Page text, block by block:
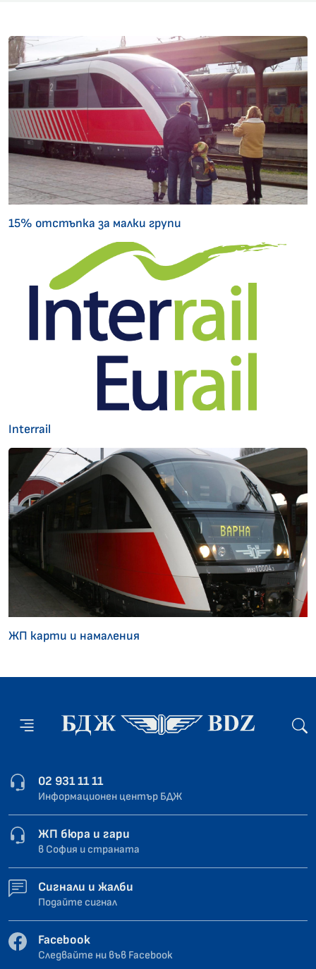
15% отстъпка за малки групи
Interrail
ЖП карти и намаления
02 931 11 11
Информационен център БДЖ
ЖП бюра и гари
в София и страната
Сигнали и жалби
Подайте сигнал
Facebook
Следвайте ни във Facebook